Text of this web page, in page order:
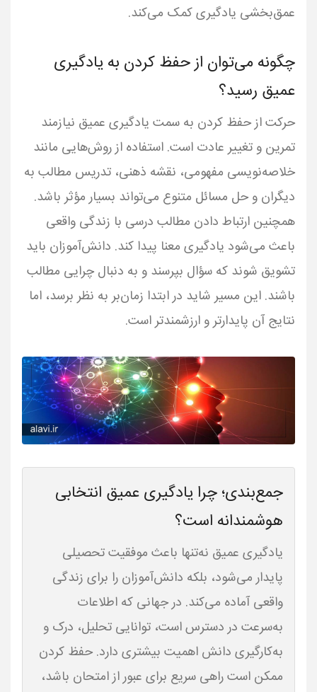
عمق‌بخشی یادگیری کمک می‌کند.
چگونه می‌توان از حفظ کردن به یادگیری
عمیق رسید؟
حرکت از حفظ کردن به سمت یادگیری عمیق نیازمند
تمرین و تغییر عادت است. استفاده از روش‌هایی مانند
خلاصه‌نویسی مفهومی، نقشه ذهنی، تدریس مطالب به
دیگران و حل مسائل متنوع می‌تواند بسیار مؤثر باشد.
همچنین ارتباط دادن مطالب درسی با زندگی واقعی
باعث می‌شود یادگیری معنا پیدا کند. دانش‌آموزان باید
تشویق شوند که سؤال بپرسند و به دنبال چرایی مطالب
باشند. این مسیر شاید در ابتدا زمان‌بر به نظر برسد، اما
نتایج آن پایدارتر و ارزشمندتر است.
جمع‌بندی؛ چرا یادگیری عمیق انتخابی
هوشمندانه است؟
یادگیری عمیق نه‌تنها باعث موفقیت تحصیلی
پایدار می‌شود، بلکه دانش‌آموزان را برای زندگی
واقعی آماده می‌کند. در جهانی که اطلاعات
به‌سرعت در دسترس است، توانایی تحلیل، درک و
به‌کارگیری دانش اهمیت بیشتری دارد. حفظ کردن
ممکن است راهی سریع برای عبور از امتحان باشد،